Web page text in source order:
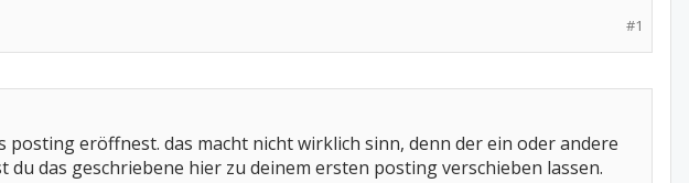
#1
eröffnest. das macht nicht wirklich sinn, denn der ein oder andere
das geschriebene hier zu deinem ersten posting verschieben lassen.